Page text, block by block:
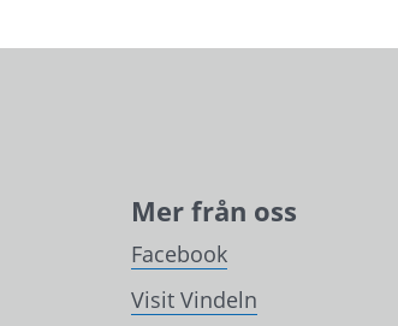
Mer från oss
Facebook
Visit Vindeln